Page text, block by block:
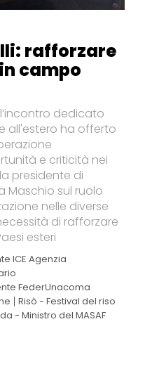
rafforzare
campo
dedicato
all'estero ha offerto
e criticità nei
presidente di
Maschio sul ruolo
nelle diverse
di rafforzare
esteri
ICE Agenzia
FederUnacoma
Risò - Festival del riso
- Ministro del MASAF